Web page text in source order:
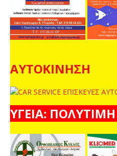
ΑΥΤΟΚΙΝΗΣΗ
ΥΓΕΙΑ: